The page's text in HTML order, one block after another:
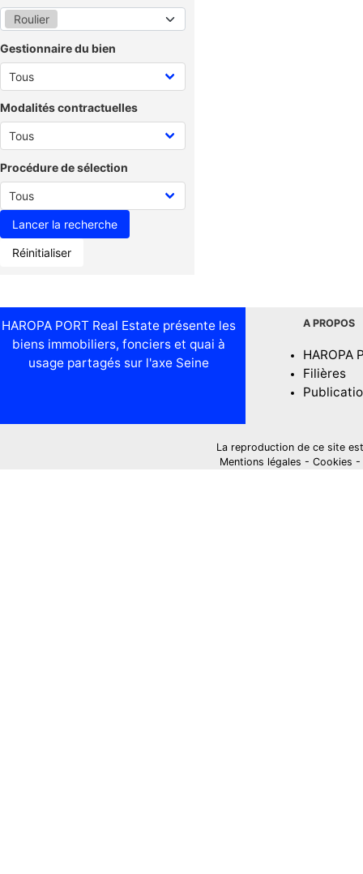
Roulier
Gestionnaire du bien
Modalités contractuelles
Procédure de sélection
Réinitialiser
HAROPA PORT Real Estate présente les
biens immobiliers, fonciers et quai à
usage partagés sur l'axe Seine
A PROPOS
HAROPA
Filières
La reproduction de ce site
Mentions légales - Cookies -